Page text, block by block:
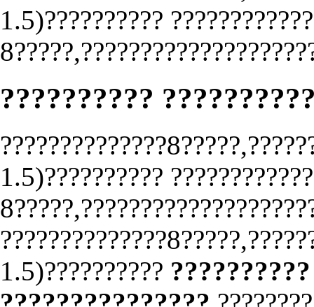
1.5)??????????
??????????
1.5)??????????
1.5)?????????? ??????????